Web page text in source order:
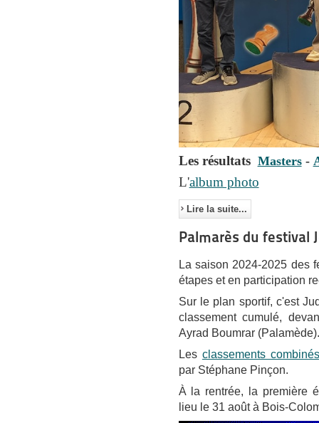
Les résultats Masters-
L'album photo
Lire la suite...
Palmarès du festival
La saison 2024-2025 des
étapes et en participation
Sur le plan sportif, c'est
classement cumulé,
Ayrad Boumrar (Palamède).
Les classements
par Stéphane Pinçon.
À la rentrée, la première
lieu le 31 août à Bois-